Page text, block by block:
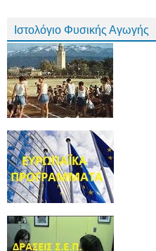
Ιστολόγιο Φυσικής Αγωγής